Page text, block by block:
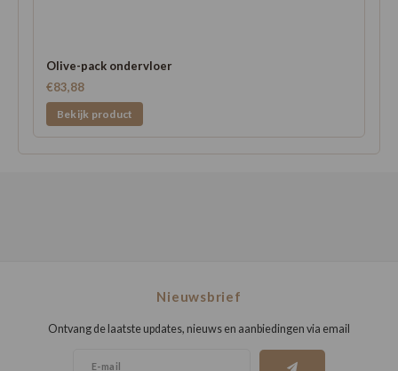
Olive-pack ondervloer
€83,88
Bekijk product
Nieuwsbrief
Ontvang de laatste updates, nieuws en aanbiedingen via email